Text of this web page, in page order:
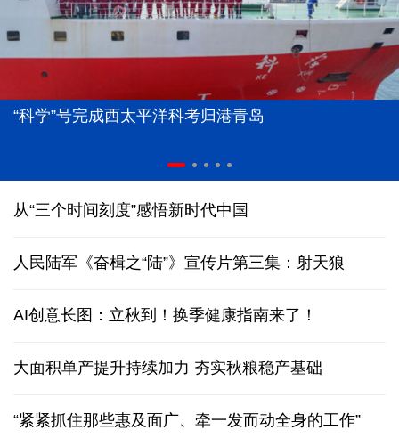
“科学”号完成西太平洋科考归港青岛
从“三个时间刻度”感悟新时代中国
人民陆军《奋楫之“陆”》宣传片第三集：射天狼
AI创意长图：立秋到！换季健康指南来了！
大面积单产提升持续加力 夯实秋粮稳产基础
“紧紧抓住那些惠及面广、牵一发而动全身的工作”